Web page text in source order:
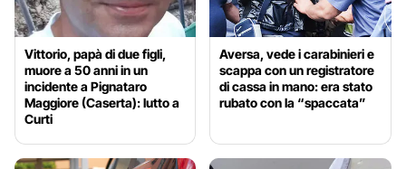
Vittorio, papà di due figli,
muore a 50 anni in un
incidente a Pignataro
Maggiore (Caserta): lutto a
Curti
Aversa, vede i carabinieri e
scappa con un registratore
di cassa in mano: era stato
rubato con la “spaccata”